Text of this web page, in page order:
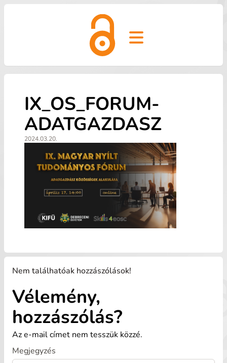
Open main menu
IX_OS_FORUM-
ADATGAZDASZ
2024.03.20.
Nem találhatóak hozzászólások!
Vélemény,
hozzászólás?
Az e-mail címet nem tesszük közzé.
Megjegyzés